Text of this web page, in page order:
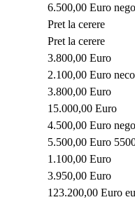
6.500,00 Euro
Pret la cerere
Pret la cerere
3.800,00 Euro
2.100,00 Euro
3.800,00 Euro
15.000,00 Euro
4.500,00 Euro
5.500,00 Euro
1.100,00 Euro
3.950,00 Euro
123.200,00 Euro